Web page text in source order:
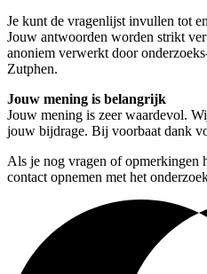
Je kunt de vragenlijst invullen tot
Jouw antwoorden worden strikt
anoniem verwerkt door
Zutphen.
Jouw mening is belangrijk
Jouw mening is zeer waardevol.
jouw bijdrage. Bij voorbaat dank
Als je nog vragen of opmerkingen
contact opnemen met het